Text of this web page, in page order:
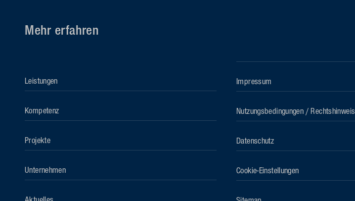
Mehr erfahren
Leistungen
Kompetenz
Projekte
Unternehmen
Impressum
Nutzungsbedingungen / Rechtshinweis
Datenschutz
Cookie-Einstellungen